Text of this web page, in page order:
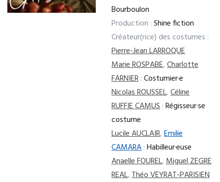
Bourboulon
Production :Shine fiction
Créateur(rice) des costumes :
Pierre-Jean LARROQUE
Marie ROSPABE,Charlotte
FARNIER:Costumier·e
Nicolas ROUSSEL,Céline
RUFFIE CAMUS:Régisseur·se
costume
Lucile AUCLAIR,Emilie
CAMARA:Habilleur·euse
Anaelle FOUREL,Miguel ZEGRE
REAL,Théo VEYRAT-PARISIEN